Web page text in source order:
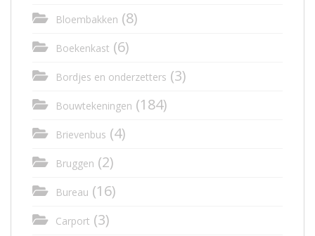
Bloembakken (8)
Boekenkast (6)
Bordjes en onderzetters (3)
Bouwtekeningen (184)
Brievenbus (4)
Bruggen (2)
Bureau (16)
Carport (3)